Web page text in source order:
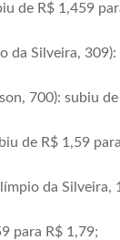
de R$ 1,459
Silveira,
700): subiu
de R$ 1,59
da Silveira,
para R$ 1,79;